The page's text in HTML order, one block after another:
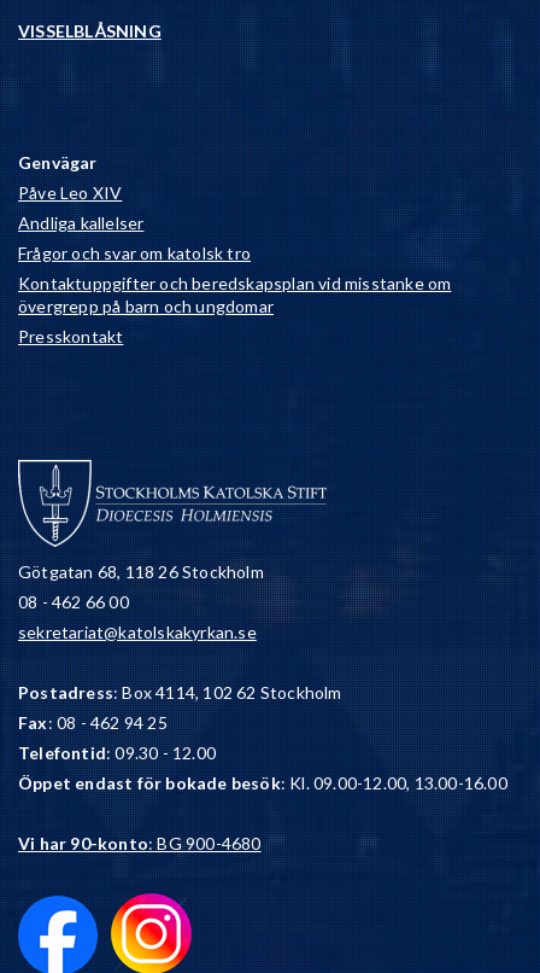
VISSELBLÅSNING
Genvägar
Påve Leo XIV
Andliga kallelser
Frågor och svar om katolsk tro
Kontaktuppgifter och beredskapsplan vid misstanke om
övergrepp på barn och ungdomar
Presskontakt
Götgatan 68, 118 26 Stockholm
08 - 462 66 00
sekretariat@katolskakyrkan.se
Postadress: Box 4114, 102 62 Stockholm
Fax: 08 - 462 94 25
Telefontid: 09.30 - 12.00
Öppet endast för bokade besök: Kl. 09.00-12.00, 13.00-16.00
Vi har 90-konto: BG 900-4680